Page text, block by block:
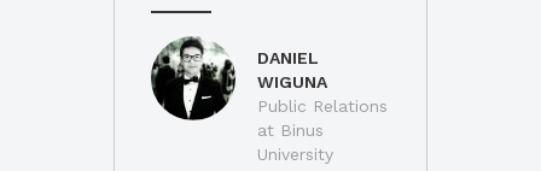
DANIEL
WIGUNA
Public Relations
at Binus
University